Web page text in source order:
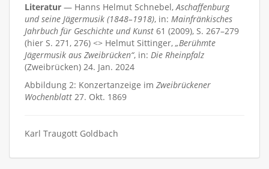
Literatur — Hanns Helmut Schnebel, Aschaffenburg
und seine Jägermusik (1848–1918), in: Mainfränkisches
Jahrbuch für Geschichte und Kunst 61 (2009), S. 267–279
(hier S. 271, 276) <> Helmut Sittinger, „Berühmte
Jägermusik aus Zweibrücken“, in: Die Rheinpfalz
(Zweibrücken) 24. Jan. 2024
Abbildung 2: Konzertanzeige im Zweibrückener
Wochenblatt 27. Okt. 1869
Karl Traugott Goldbach